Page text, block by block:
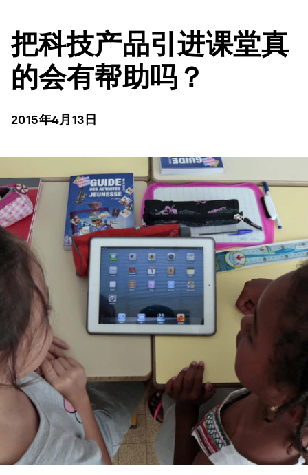
把科技产品引进课堂真
的会有帮助吗？
2015年4月13日